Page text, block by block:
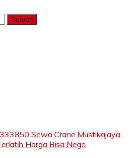
Sewa Crane Mustikajaya
Harga Bisa Nego